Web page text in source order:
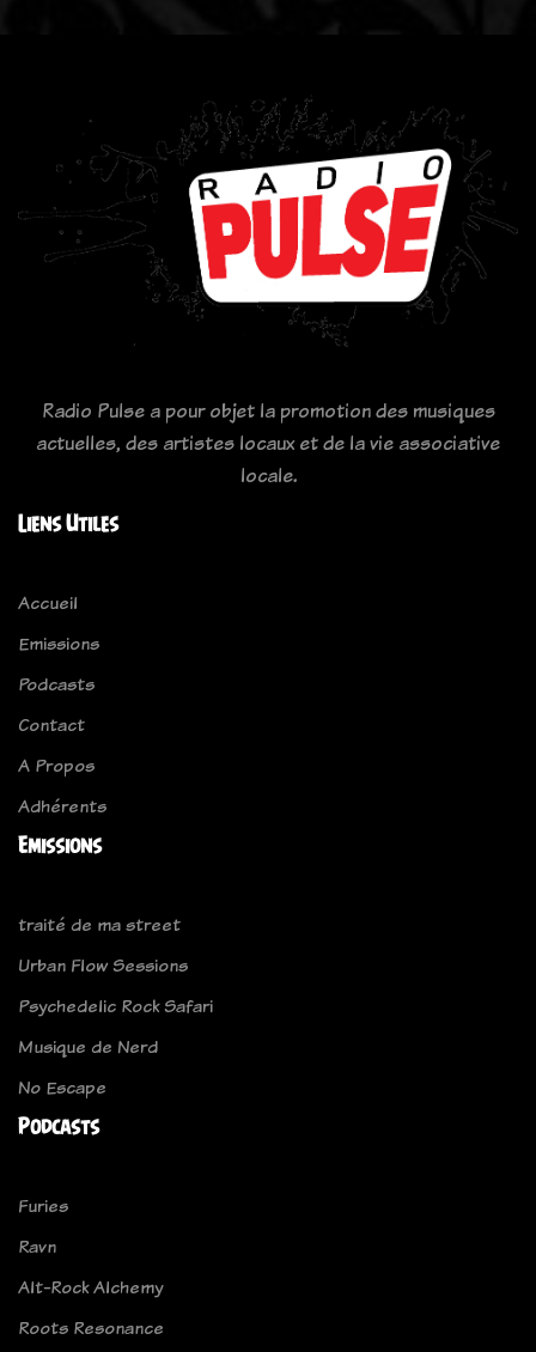
Radio Pulse a pour objet la promotion des musiques
actuelles, des artistes locaux et de la vie associative
locale.
Liens Utiles
Accueil
Emissions
Podcasts
Contact
A Propos
Adhérents
Emissions
traité de ma street
Urban Flow Sessions
Psychedelic Rock Safari
Musique de Nerd
No Escape
Podcasts
Furies
Ravn
Alt-Rock Alchemy
Roots Resonance